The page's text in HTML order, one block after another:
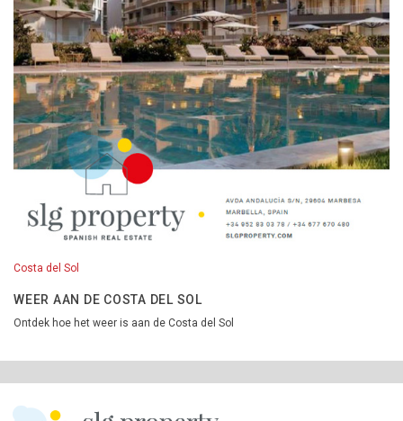
Costa del Sol
WEER AAN DE COSTA DEL SOL
Ontdek hoe het weer is aan de Costa del Sol